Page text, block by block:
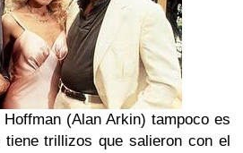
(Alan Arkin) tampoco es
trillizos que salieron con el